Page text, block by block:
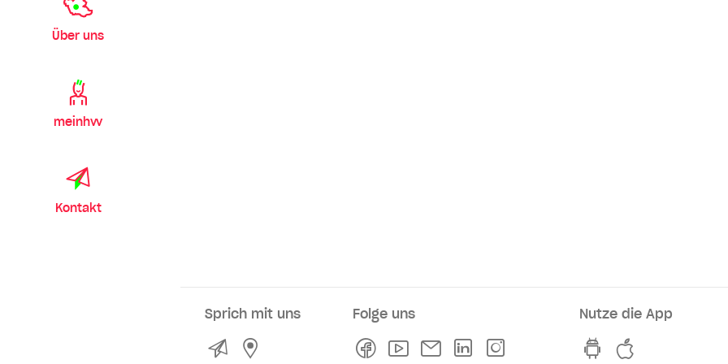
Über uns
meinhvv
Kontakt
Sprich mit uns
KontaktService- und Verkaufsstellen
Folge uns
FacebookYoutubeNewsletterLinkedln
Nutze die App
hvv switch App